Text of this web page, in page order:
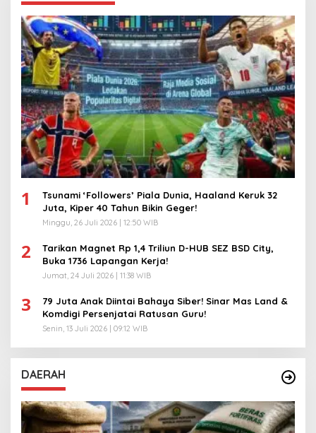
1
Tsunami ‘Followers’ Piala Dunia, Haaland Keruk 32
Juta, Kiper 40 Tahun Bikin Geger!
Minggu, 26 Juli 2026 | 12:50 WIB
2
Tarikan Magnet Rp 1,4 Triliun D-HUB SEZ BSD City,
Buka 1736 Lapangan Kerja!
Jumat, 24 Juli 2026 | 11:38 WIB
3
79 Juta Anak Diintai Bahaya Siber! Sinar Mas Land &
Komdigi Persenjatai Ratusan Guru!
Senin, 13 Juli 2026 | 09:12 WIB
DAERAH